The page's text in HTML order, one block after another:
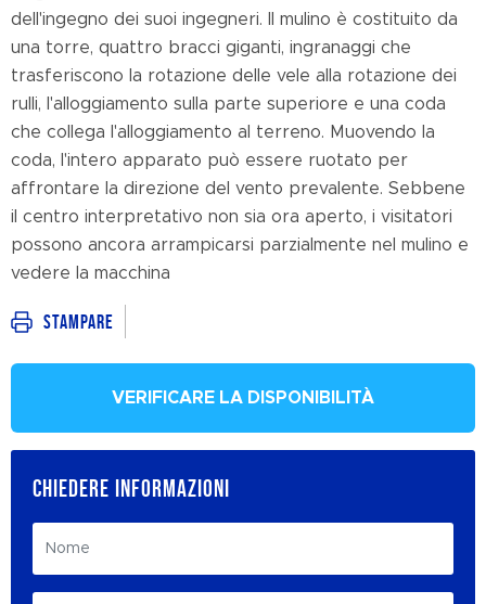
dell'ingegno dei suoi ingegneri. Il mulino è costituito da
una torre, quattro bracci giganti, ingranaggi che
trasferiscono la rotazione delle vele alla rotazione dei
rulli, l'alloggiamento sulla parte superiore e una coda
che collega l'alloggiamento al terreno. Muovendo la
coda, l'intero apparato può essere ruotato per
affrontare la direzione del vento prevalente. Sebbene
il centro interpretativo non sia ora aperto, i visitatori
possono ancora arrampicarsi parzialmente nel mulino e
vedere la macchina
Stampare
VERIFICARE LA DISPONIBILITÀ
CHIEDERE INFORMAZIONI